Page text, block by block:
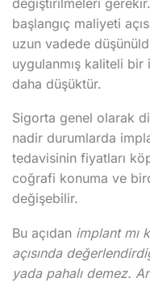
başlangıç maliyeti
uzun vadede
uygulanmış kaliteli
daha düşüktür.
Sigorta genel olarak
nadir durumlarda
tedavisinin fiyatları
coğrafi konuma ve
değişebilir.
Bu açıdan implant mı
açısında
yada pahalı demez.